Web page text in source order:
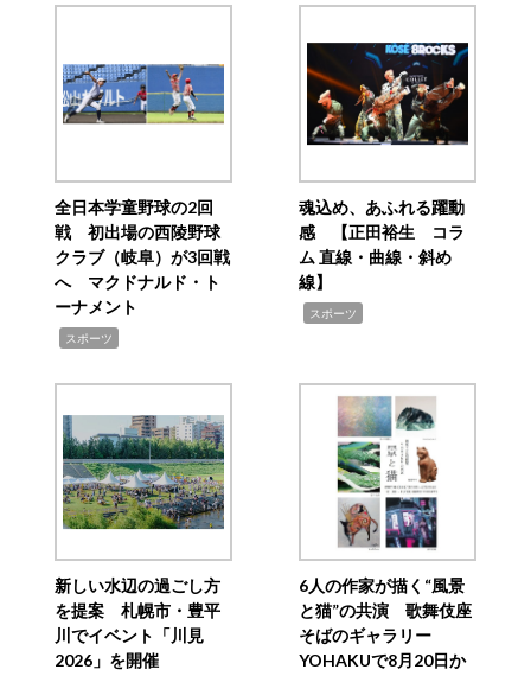
全日本学童野球の2回
戦 初出場の西陵野球
クラブ（岐阜）が3回戦
へ マクドナルド・ト
ーナメント
スポーツ
魂込め、あふれる躍動
感 【正田裕生 コラ
ム 直線・曲線・斜め
線】
スポーツ
新しい水辺の過ごし方
を提案 札幌市・豊平
川でイベント「川見
2026」を開催
6人の作家が描く“風景
と猫”の共演 歌舞伎座
そばのギャラリー
YOHAKUで8月20日か